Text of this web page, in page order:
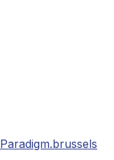
Paradigm.brussels